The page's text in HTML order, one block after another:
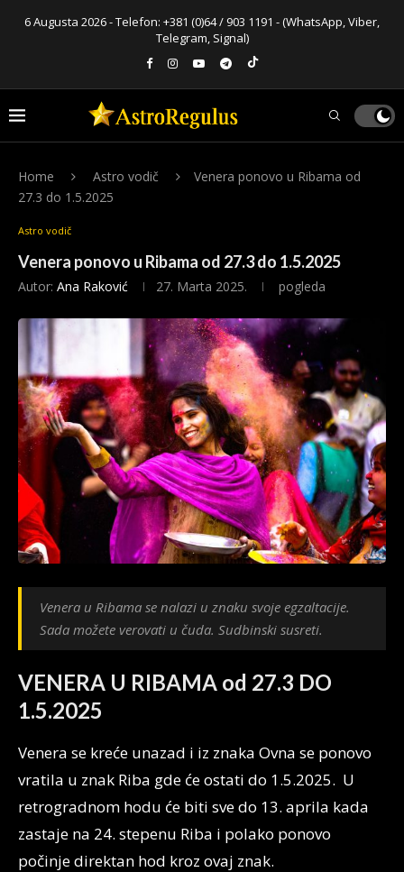
6 Augusta 2026 - Telefon: +381 (0)64 / 903 1191 - (WhatsApp, Viber,
Telegram, Signal)
Home Astro vodič
Venera ponovo u Ribama od
27.3 do 1.5.2025
Astro vodič
Venera ponovo u Ribama od 27.3 do 1.5.2025
Autor: Ana Raković 27. Marta 2025. pogleda
Venera u Ribama se nalazi u znaku svoje egzaltacije.
Sada možete verovati u čuda. Sudbinski susreti.
VENERA U RIBAMA od 27.3 DO
1.5.2025
Venera se kreće unazad i iz znaka Ovna se ponovo
vratila u znak Riba gde će ostati do 1.5.2025. U
retrogradnom hodu će biti sve do 13. aprila kada
zastaje na 24. stepenu Riba i polako ponovo
počinje direktan hod kroz ovaj znak.